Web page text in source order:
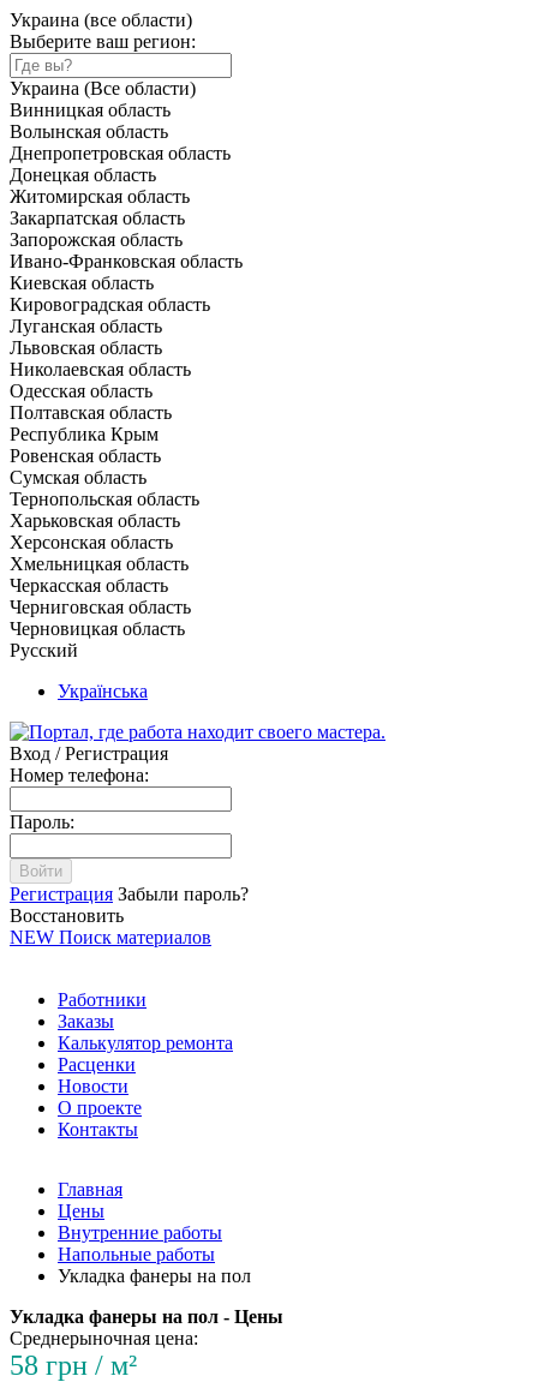
Украина (все области)
Выберите ваш регион:
Украина (Все области)
Винницкая область
Волынская область
Днепропетровская область
Донецкая область
Житомирская область
Закарпатская область
Запорожская область
Ивано-Франковская область
Киевская область
Кировоградская область
Луганская область
Львовская область
Николаевская область
Одесская область
Полтавская область
Республика Крым
Ровенская область
Сумская область
Тернопольская область
Харьковская область
Херсонская область
Хмельницкая область
Черкасская область
Черниговская область
Черновицкая область
Русский
Українська
Вход / Регистрация
Номер телефона:
Пароль:
Войти
Регистрация Забыли пароль?
Восстановить
NEW Поиск материалов
Работники
Заказы
Калькулятор ремонта
Расценки
Новости
О проекте
Контакты
Главная
Цены
Внутренние работы
Напольные работы
Укладка фанеры на пол
Укладка фанеры на пол - Цены
Среднерыночная цена:
58 грн / м²